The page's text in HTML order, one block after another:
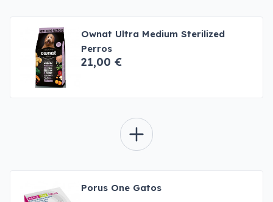
Ownat Ultra Medium Sterilized
Perros
21,00 €
Porus One Gatos